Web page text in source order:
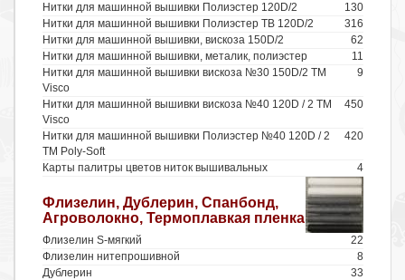
130
Нитки для машинной вышивки Полиэстер 120D/2
316
Нитки для машинной вышивки Полиэстер TB 120D/2
62
Нитки для машинной вышивки, вискоза 150D/2
11
Нитки для машинной вышивки, металик, полиэстер
9
Нитки для машинной вышивки вискоза №30 150D/2 ТМ
Visco
450
Нитки для машинной вышивки вискоза №40 120D / 2 ТМ
Visco
420
Нитки для машинной вышивки Полиэстер №40 120D / 2
TM Poly-Soft
4
Карты палитры цветов ниток вышивальных
Флизелин, Дублерин, Спанбонд,
Агроволокно, Термоплавкая пленка
22
Флизелин S-мягкий
8
Флизелин нитепрошивной
33
Дублерин